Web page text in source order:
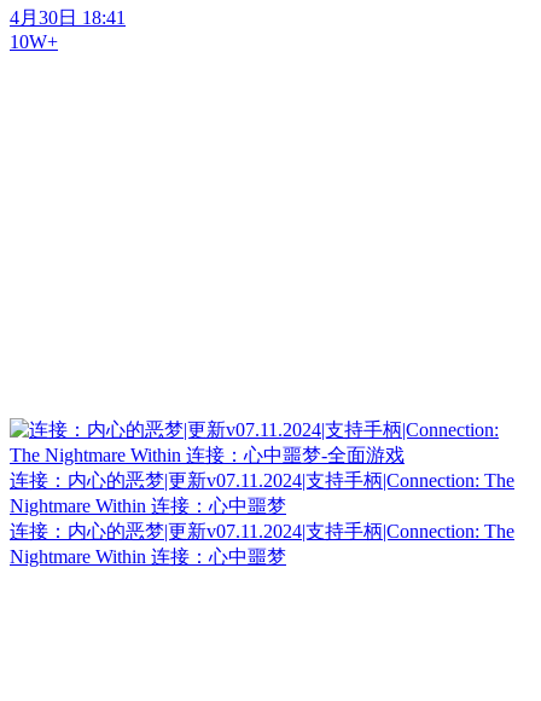
4月30日 18:41
10W+
连接：内心的恶梦|更新v07.11.2024|支持手柄|Connection: The
Nightmare Within 连接：心中噩梦
连接：内心的恶梦|更新v07.11.2024|支持手柄|Connection: The
Nightmare Within 连接：心中噩梦